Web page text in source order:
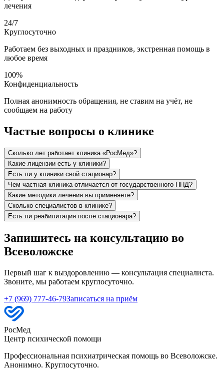
лечения
24/7
Круглосуточно
Работаем без выходных и праздников, экстренная помощь в
любое время
100%
Конфиденциальность
Полная анонимность обращения, не ставим на учёт, не
сообщаем на работу
Частые вопросы о клинике
Сколько лет работает клиника «РосМед»?
Какие лицензии есть у клиники?
Есть ли у клиники свой стационар?
Чем частная клиника отличается от государственного ПНД?
Какие методики лечения вы применяете?
Сколько специалистов в клинике?
Есть ли реабилитация после стационара?
Запишитесь на консультацию во
Всеволожске
Первый шаг к выздоровлению — консультация специалиста.
Звоните, мы работаем круглосуточно.
+7 (969) 777-46-79Записаться на приём
РосМед
Центр психической помощи
Профессиональная психиатрическая помощь во Всеволожске.
Анонимно. Круглосуточно.